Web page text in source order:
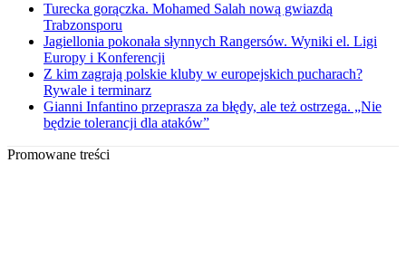
Turecka gorączka. Mohamed Salah nową gwiazdą
Trabzonsporu
Jagiellonia pokonała słynnych Rangersów. Wyniki el. Ligi
Europy i Konferencji
Z kim zagrają polskie kluby w europejskich pucharach?
Rywale i terminarz
Gianni Infantino przeprasza za błędy, ale też ostrzega. „Nie
będzie tolerancji dla ataków”
Promowane treści